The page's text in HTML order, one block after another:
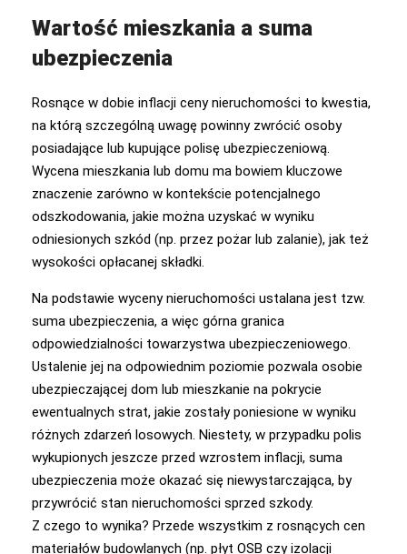
Wartość mieszkania a suma
ubezpieczenia
Rosnące w dobie inflacji ceny nieruchomości to kwestia,
na którą szczególną uwagę powinny zwrócić osoby
posiadające lub kupujące polisę ubezpieczeniową.
Wycena mieszkania lub domu ma bowiem kluczowe
znaczenie zarówno w kontekście potencjalnego
odszkodowania, jakie można uzyskać w wyniku
odniesionych szkód (np. przez pożar lub zalanie), jak też
wysokości opłacanej składki.
Na podstawie wyceny nieruchomości ustalana jest tzw.
suma ubezpieczenia, a więc górna granica
odpowiedzialności towarzystwa ubezpieczeniowego.
Ustalenie jej na odpowiednim poziomie pozwala osobie
ubezpieczającej dom lub mieszkanie na pokrycie
ewentualnych strat, jakie zostały poniesione w wyniku
różnych zdarzeń losowych. Niestety, w przypadku polis
wykupionych jeszcze przed wzrostem inflacji, suma
ubezpieczenia może okazać się niewystarczająca, by
przywrócić stan nieruchomości sprzed szkody.
Z czego to wynika? Przede wszystkim z rosnących cen
materiałów budowlanych (np. płyt OSB czy izolacji